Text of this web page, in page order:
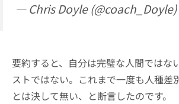
— Chris Doyle (@coach_Doyle)
要約すると、自分は完璧な人間ではな
ストではない。これまで一度も人種差
とは決して無い、と断言したのです。